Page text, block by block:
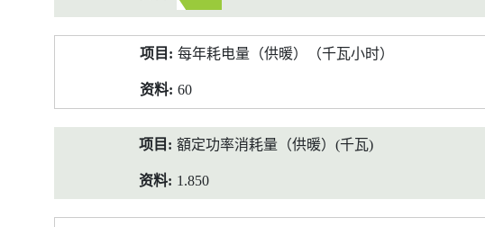
每年耗电量（供暖）（千瓦小时）
60
額定功率消耗量（供暖）(千瓦)
1.850